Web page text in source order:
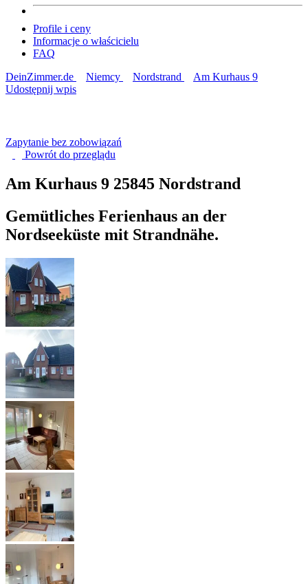
Profile i ceny
Informacje o właścicielu
FAQ
DeinZimmer.de
Niemcy Nordstrand
Am Kurhaus 9
Udostępnij wpis
Zapytanie bez zobowiązań
Powrót do przeglądu
Am Kurhaus 9 25845 Nordstrand
Gemütliches Ferienhaus an der
Nordseeküste mit Strandnähe.